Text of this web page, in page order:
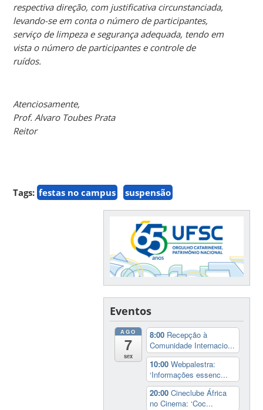
respectiva direção, com justificativa circunstanciada,
levando-se em conta o número de participantes,
serviço de limpeza e segurança adequada, tendo em
vista o número de participantes e controle de
ruídos.
Atenciosamente,
Prof. Alvaro Toubes Prata
Reitor
Tags: festas no campus suspensão
Eventos
AGO
7
sex
8:00 Recepção à
Comunidade Internacio...
10:00Webpalestra:
‘Informações essenc...
20:00Cineclube África
no Cinema: ‘Coc...